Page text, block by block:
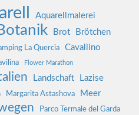
Aquarellmalerei
Brot Brötchen
La Quercia Cavallino
Flower Marathon
Landschaft Lazise
Margarita Astashova Meer
Parco Termale del Garda